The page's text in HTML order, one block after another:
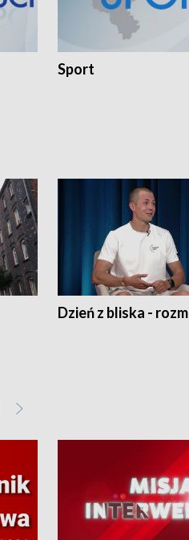
Sport
Dzień z bliska -